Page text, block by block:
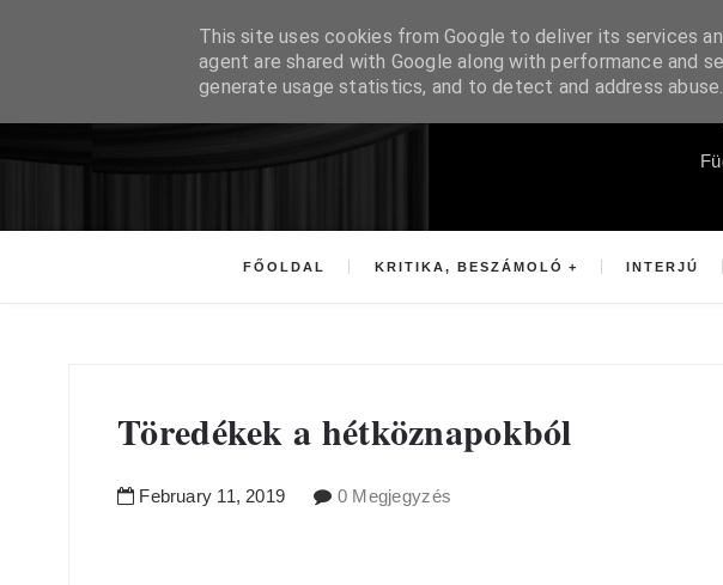
FŐOLDAL KRITIKA, BESZÁMOLÓ INTERJÚ
Töredékek a hétköznapokból
February 11, 2019 0 Megjegyzés
This site uses cookies from Google to deliver its services
agent are shared with Google along with performance and
generate usage statistics, and to detect and address abuse.